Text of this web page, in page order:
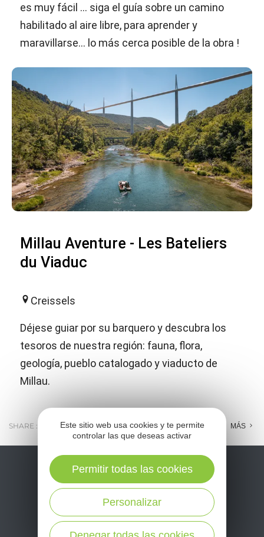
es muy fácil … siga el guía sobre un camino
habilitado al aire libre, para aprender y
maravillarse… lo más cerca posible de la obra !
Millau Aventure - Les Bateliers
du Viaduc
Creissels
Déjese guiar por su barquero y descubra los
tesoros de nuestra región: fauna, flora,
geología, pueblo catalogado y viaducto de
Millau.
SHARE : E-MAIL MESSENGER FACEBOOK MÁS
Este sitio web usa cookies y te permite
controlar las que deseas activar
Personalizar
Permitir todas las cookies